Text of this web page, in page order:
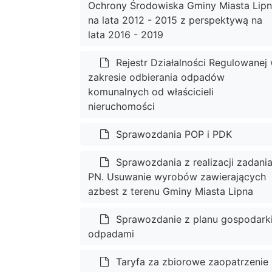
Ochrony Środowiska Gminy Miasta
na lata 2012 - 2015 z perspektywą na
lata 2016 - 2019
Rejestr Działalności Regulowanej
zakresie odbierania odpadów
komunalnych od właścicieli
nieruchomości
Sprawozdania POP i PDK
Sprawozdania z realizacji zadania
PN. Usuwanie wyrobów zawierających
azbest z terenu Gminy Miasta Lipna
Sprawozdanie z planu gospodarki
odpadami
Taryfa za zbiorowe zaopatrzenie